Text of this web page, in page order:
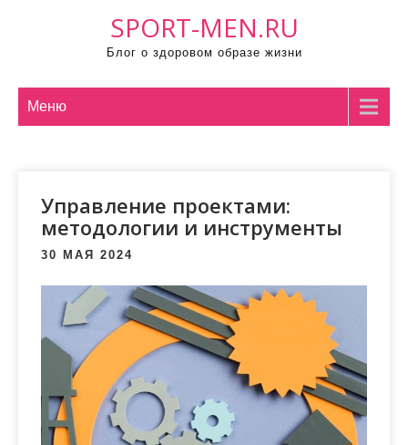
SPORT-MEN.RU
Блог о здоровом образе жизни
Меню
Управление проектами:
методологии и инструменты
30 МАЯ 2024